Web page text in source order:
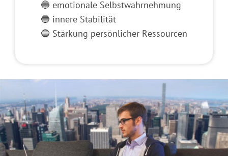
🔵 emotionale Selbstwahrnehmung
🔵 innere Stabilität
🔵 Stärkung persönlicher Ressourcen